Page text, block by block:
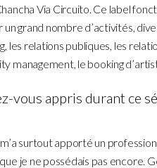
Via Circuito. Ce label
grand nombre d’activités,
les relations publiques, les
management, le booking
vous appris durant ce
surtout apporté un
je ne possédais pas encore.